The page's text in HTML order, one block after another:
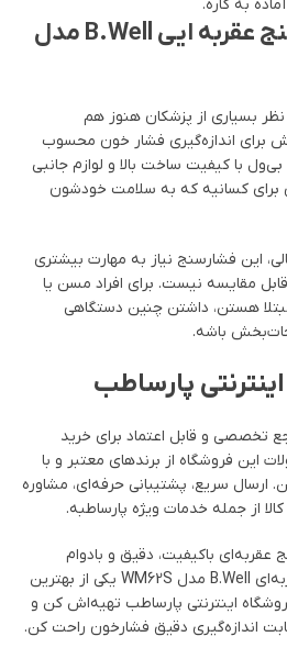
به کاره.
چرا دستگاه فشارسنج عقربه ایی B.Well مدل
بسیاری از پزشکان هنوز هم
برای اندازه‌گیری فشار خون محسوب
با کیفیت ساخت بالا و لوازم جانبی
برای کسانیه که به سلامت خودشون
این فشارسنج نیاز به مهارت بیشتری
قابل مقایسه نیست. برای افراد مسن یا
هستن، داشتن چنین دستگاهی
باشه.
پارساطب
تخصصی و قابل اعتماد برای خرید
این فروشگاه از برندهای معتبر و با
ارسال سریع، پشتیبانی حرفه‌ای، مشاوره
از جمله خدمات ویژه پارساطبه.
عقربه‌ای باکیفیت، دقیق و بادوام
هستی، دستگاه فشارسنج عقربه‌ای B.Well مدل WM62S یکی از بهترین
اینترنتی پارساطب تهیه‌اش کن و
اندازه‌گیری دقیق فشارخون راحت کن.